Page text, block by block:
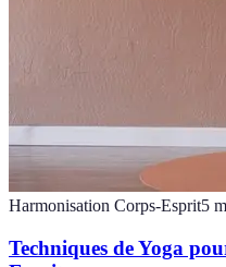
Harmonisation Corps-Esprit5
Techniques de Yoga